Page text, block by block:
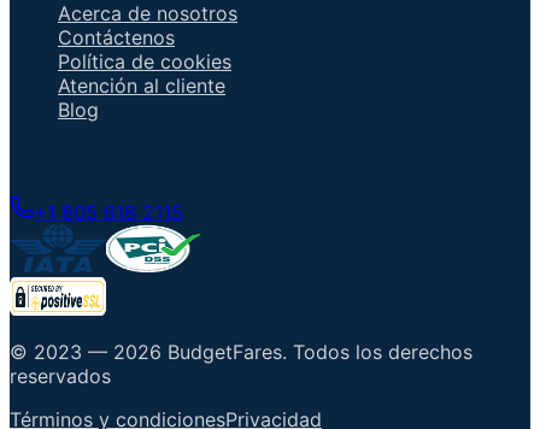
Acerca de nosotros
Contáctenos
Política de cookies
Atención al cliente
Blog
+1 805 618 2115
© 2023 — 2026 BudgetFares. Todos los derechos
reservados
Términos y condicionesPrivacidad